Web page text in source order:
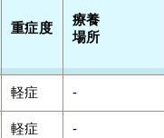
重症度
療養
場所
軽症 -
軽症 -